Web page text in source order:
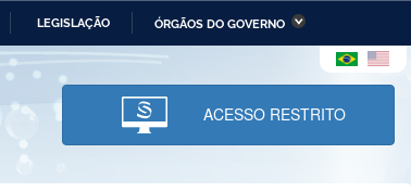
LEGISLAÇÃO ÓRGÃOS DO GOVERNO
Ministério da Infraestrutura
Ministério da Ciência,
Tecnologia, Inovações e
Comunicações
ACESSO RESTRITO